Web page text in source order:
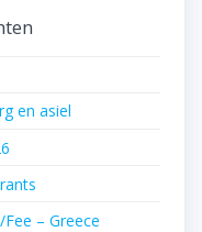
en asiel
– Greece